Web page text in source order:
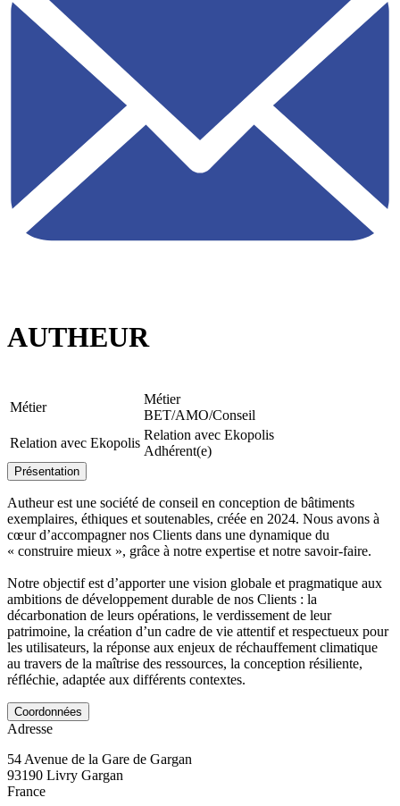
AUTHEUR
Métier
Métier
BET/AMO/Conseil
Relation avec Ekopolis
Relation avec Ekopolis
Adhérent(e)
Présentation
Autheur est une société de conseil en conception de bâtiments
exemplaires, éthiques et soutenables, créée en 2024. Nous avons à
cœur d’accompagner nos Clients dans une dynamique du
« construire mieux », grâce à notre expertise et notre savoir-faire.
Notre objectif est d’apporter une vision globale et pragmatique aux
ambitions de développement durable de nos Clients : la
décarbonation de leurs opérations, le verdissement de leur
patrimoine, la création d’un cadre de vie attentif et respectueux pour
les utilisateurs, la réponse aux enjeux de réchauffement climatique
au travers de la maîtrise des ressources, la conception résiliente,
réfléchie, adaptée aux différents contextes.
Coordonnées
Adresse
54 Avenue de la Gare de Gargan
93190 Livry Gargan
France